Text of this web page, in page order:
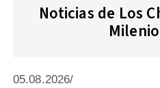
Noticias de Los
Milenio
05.08.2026/